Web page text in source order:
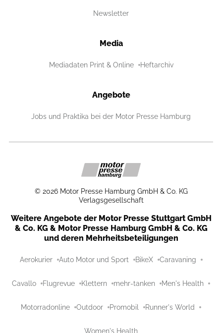
Newsletter
Media
Mediadaten Print & Online Heftarchiv
Angebote
Jobs und Praktika bei der Motor Presse Hamburg
© 2026 Motor Presse Hamburg GmbH & Co. KG
Verlagsgesellschaft
Weitere Angebote der Motor Presse Stuttgart GmbH
& Co. KG & Motor Presse Hamburg GmbH & Co. KG
und deren Mehrheitsbeteiligungen
Aerokurier Auto Motor und Sport BikeX Caravaning
Cavallo Flugrevue Klettern mehr-tanken Men's Health
Motorradonline Outdoor Promobil Runner's World
Women's Health